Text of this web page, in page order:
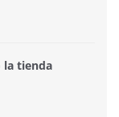
la tienda